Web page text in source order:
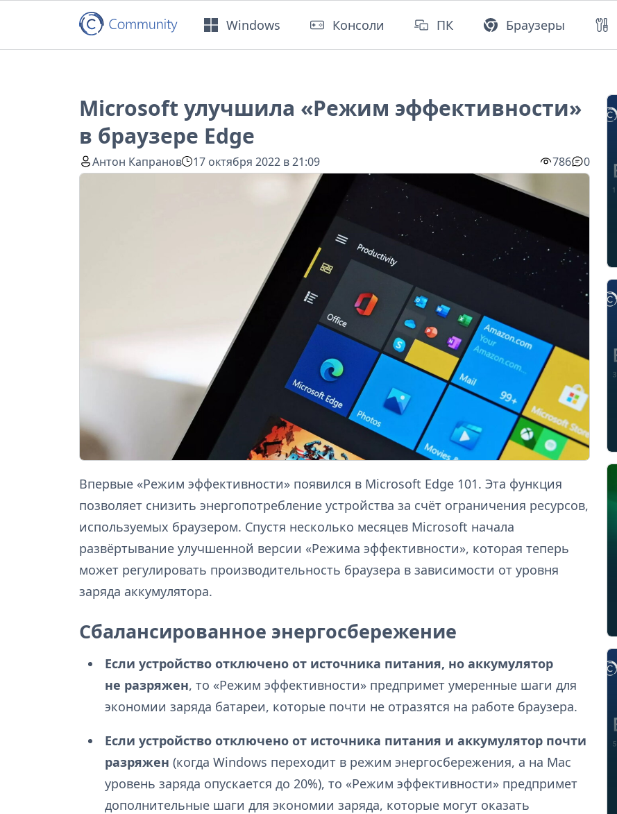
Windows Консоли ПК Браузеры
Microsoft улучшила «Режим эффективности»
в браузере Edge
Антон Капранов 17 октября 2022 в 21:09 786 0
Впервые «Режим эффективности» появился в Microsoft Edge 101. Эта функция
позволяет снизить энергопотребление устройства за счёт ограничения ресурсов,
используемых браузером. Спустя несколько месяцев Microsoft начала
развёртывание улучшенной версии «Режима эффективности», которая теперь
может регулировать производительность браузера в зависимости от уровня
заряда аккумулятора.
Сбалансированное энергосбережение
Если устройство отключено от источника питания, но аккумулятор
не разряжен, то «Режим эффективности» предпримет умеренные шаги для
экономии заряда батареи, которые почти не отразятся на работе браузера.
Если устройство отключено от источника питания и аккумулятор почти
разряжен (когда Windows переходит в режим энергосбережения, а на Mac
уровень заряда опускается до 20%), то «Режим эффективности» предпримет
дополнительные шаги для экономии заряда, которые могут оказать